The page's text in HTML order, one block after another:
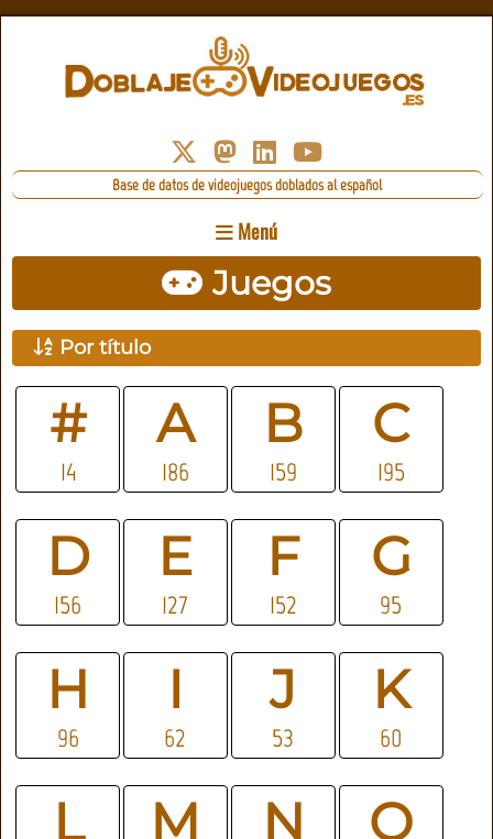
Base de datos de videojuegos doblados al español
Menú
Juegos
Por título
#
14
A
186
B
159
C
195
D
156
E
127
F
152
G
95
H
96
I
62
J
53
K
60
L M N O